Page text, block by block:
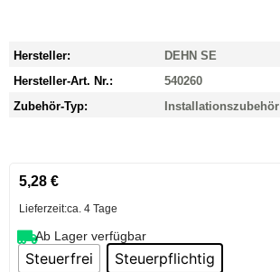
Hersteller:
DEHN SE
Hersteller-Art. Nr.:
540260
Zubehör-Typ:
Installationszubehör
5,28 €
Lieferzeit:ca. 4 Tage
Ab Lager verfügbar
Steuerfrei Steuerpflichtig